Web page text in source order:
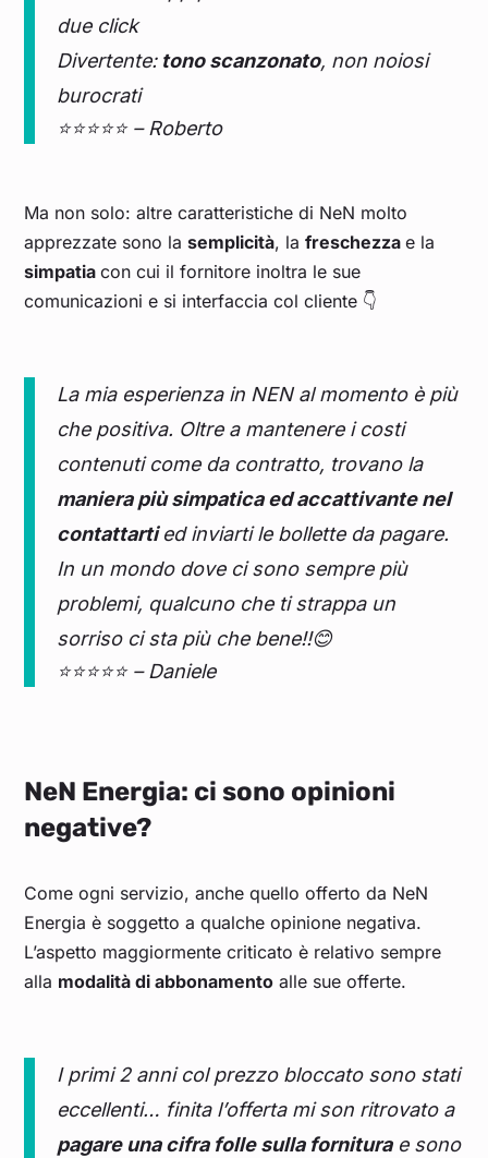
due click
Divertente:tono scanzonato, non noiosi
burocrati
⭐⭐⭐⭐⭐ – Roberto
Ma non solo: altre caratteristiche di NeN molto
apprezzate sono lasemplicità, lafreschezzae la
simpatiacon cui il fornitore inoltra le sue
comunicazioni e si interfaccia col cliente 👇
La mia esperienza in NEN al momento è più
che positiva. Oltre a mantenere i costi
contenuti come da contratto, trovano la
maniera più simpatica ed accattivante nel
contattartied inviarti le bollette da pagare.
In un mondo dove ci sono sempre più
problemi, qualcuno che ti strappa un
sorriso ci sta più che bene!!😊
⭐⭐⭐⭐⭐ – Daniele
NeN Energia: ci sono opinioni
negative?
Come ogni servizio, anche quello offerto da NeN
Energia è soggetto a qualche opinione negativa.
L’aspetto maggiormente criticato è relativo sempre
alla modalità di abbonamento alle sue offerte.
I primi 2 anni col prezzo bloccato sono stati
eccellenti… finita l’offerta mi son ritrovato a
pagare una cifra folle sulla forniturae sono